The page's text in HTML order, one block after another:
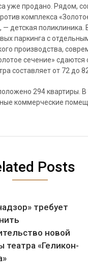
продано. Рядом,
комплекса
— детская
паркинга с
производства,
сечение» сдаются
составляет от 72 до
294 квартиры.
коммерческие
Posts
требует
новой
театра «Геликон-